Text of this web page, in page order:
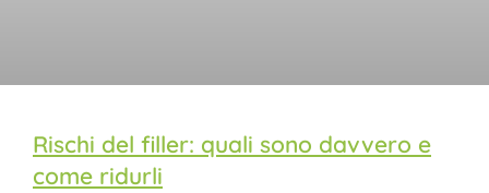
Rischi del filler: quali sono davvero e
come ridurli